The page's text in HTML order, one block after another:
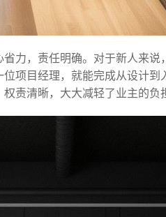
力，责任明确。对于新人来
项目经理，就能完成从设计
责清晰，大大减轻了业主的负